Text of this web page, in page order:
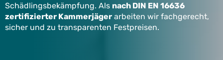
Schädlingsbekämpfung. Als nach DIN EN 16636
zertifizierter Kammerjäger arbeiten wir fachgerecht,
sicher und zu transparenten Festpreisen.